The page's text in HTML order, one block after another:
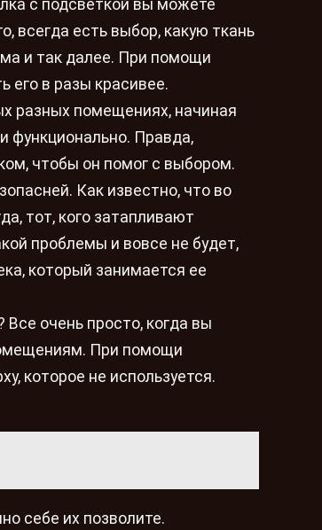
с подсветкой вы можете
всегда есть выбор, какую ткань
и так далее. При помощи
его в разы красивее.
разных помещениях, начиная
функционально. Правда,
чтобы он помог с выбором.
Как известно, что во
тот, кого затапливают
проблемы и вовсе не будет,
который занимается ее
очень просто, когда вы
При помощи
которое не используется.
себе их позволите.